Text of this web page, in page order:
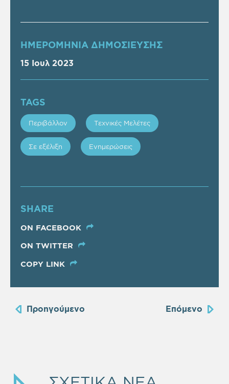
ΗΜΕΡΟΜΗΝΙΑ ΔΗΜΟΣΙΕΥΣΗΣ
15 Ιουλ 2023
TAGS
Περιβάλλον Τεχνικές Μελέτες
Σε εξέλιξη Ενημερώσεις
SHARE
ON FACEBOOK
ON TWITTER
COPY LINK
Προηγούμενο Επόμενο